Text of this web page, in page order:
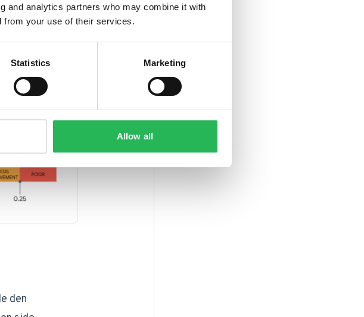
and analytics partners who may combine it with
from your use of their services.
Statistics Marketing
Allow all
den